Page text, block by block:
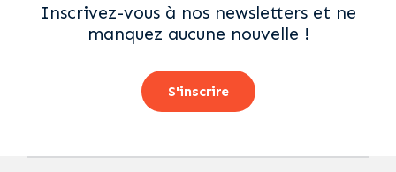
Inscrivez-vous à nos newsletters et ne
manquez aucune nouvelle !
S'inscrire